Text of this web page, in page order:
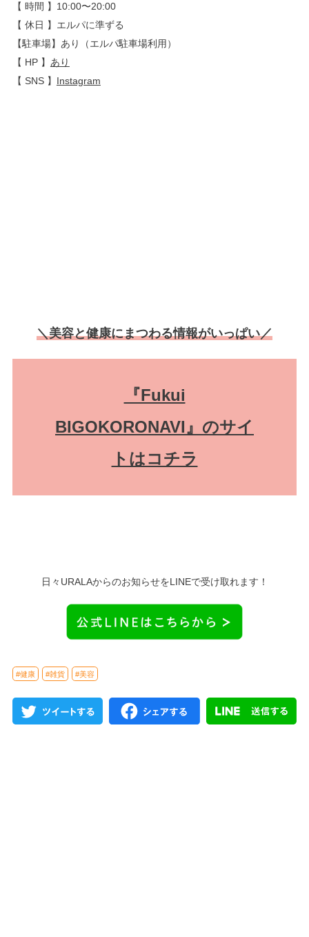
【 時間 】10:00〜20:00
【 休日 】エルパに準ずる
【駐車場】あり（エルパ駐車場利用）
【 HP 】 あり
【 SNS 】 Instagram
＼美容と健康にまつわる情報がいっぱい／
『Fukui
BIGOKORONAVI』のサイ
トはコチラ
日々URALAからのお知らせをLINEで受け取れます！
#健康 #雑貨 #美容